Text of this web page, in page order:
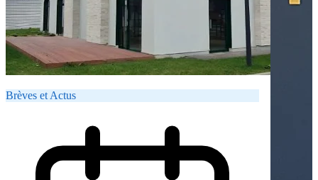
Brèves et Actus